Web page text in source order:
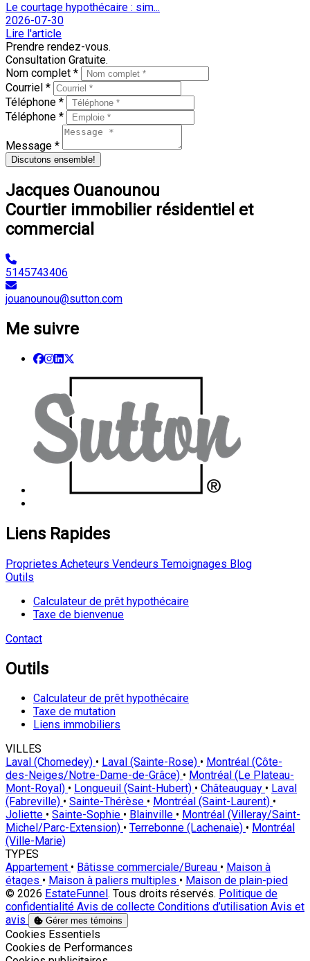
Le courtage hypothécaire : sim...
2026-07-30
Lire l'article
Prendre rendez-vous.
Consultation Gratuite.
Nom complet *
Courriel *
Téléphone *
Téléphone *
Message *
Discutons ensemble!
Jacques Ouanounou
Courtier immobilier résidentiel et
commercial
5145743406
jouanounou@sutton.com
Me suivre
Liens Rapides
Proprietes Acheteurs Vendeurs Temoignages Blog
Outils
Calculateur de prêt hypothécaire
Taxe de bienvenue
Contact
Outils
Calculateur de prêt hypothécaire
Taxe de mutation
Liens immobiliers
VILLES
Laval (Chomedey) • Laval (Sainte-Rose) • Montréal (Côte-
des-Neiges/Notre-Dame-de-Grâce) • Montréal (Le Plateau-
Mont-Royal) • Longueuil (Saint-Hubert) • Châteauguay • Laval
(Fabreville) • Sainte-Thérèse • Montréal (Saint-Laurent) •
Joliette • Sainte-Sophie • Blainville • Montréal (Villeray/Saint-
Michel/Parc-Extension) • Terrebonne (Lachenaie) • Montréal
(Ville-Marie)
TYPES
Appartement • Bâtisse commerciale/Bureau • Maison à
étages • Maison à paliers multiples • Maison de plain-pied
© 2026 EstateFunnel . Tous droits réservés. Politique de
confidentialité Avis de collecte Conditions d’utilisation Avis et
avis
Gérer mes témoins
Activer
Cookies Essentiels
Activer
Cookies de Performances